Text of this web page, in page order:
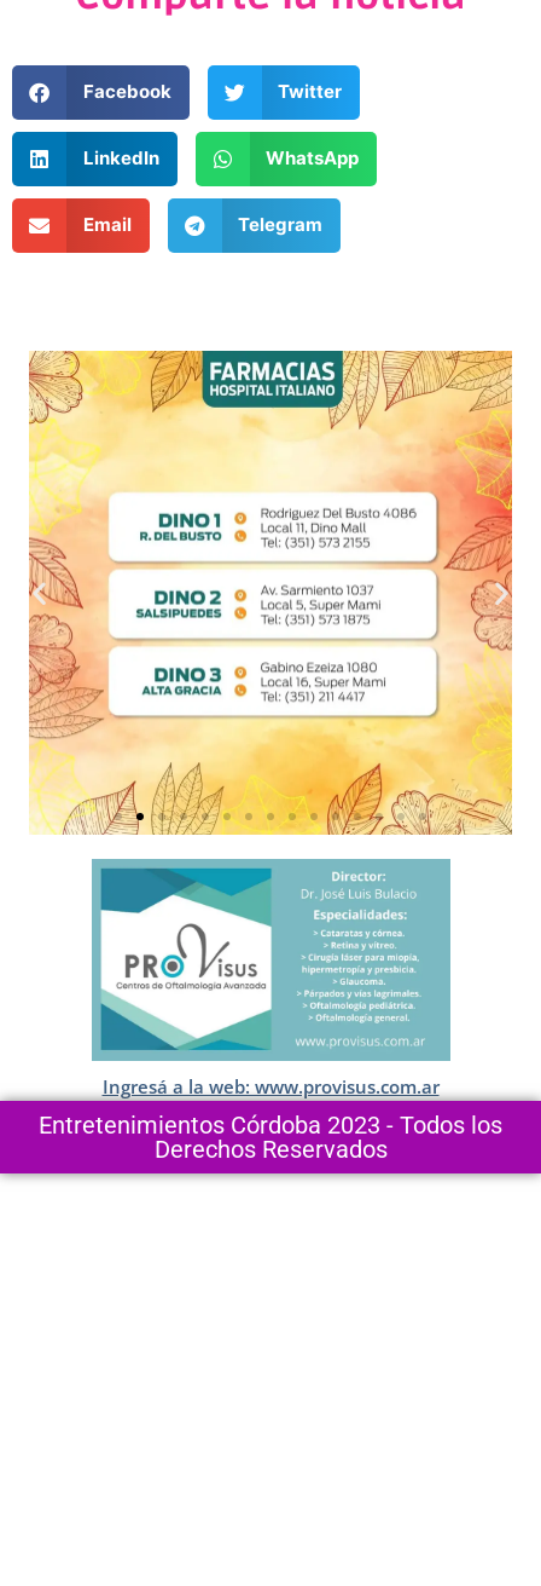
Facebook Twitter
LinkedIn WhatsApp
Email Telegram
Ingresá a la web: www.provisus.com.ar
Entretenimientos Córdoba 2023 - Todos los
Derechos Reservados